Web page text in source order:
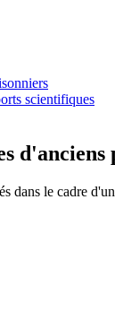
scientifiques
dans le cadre